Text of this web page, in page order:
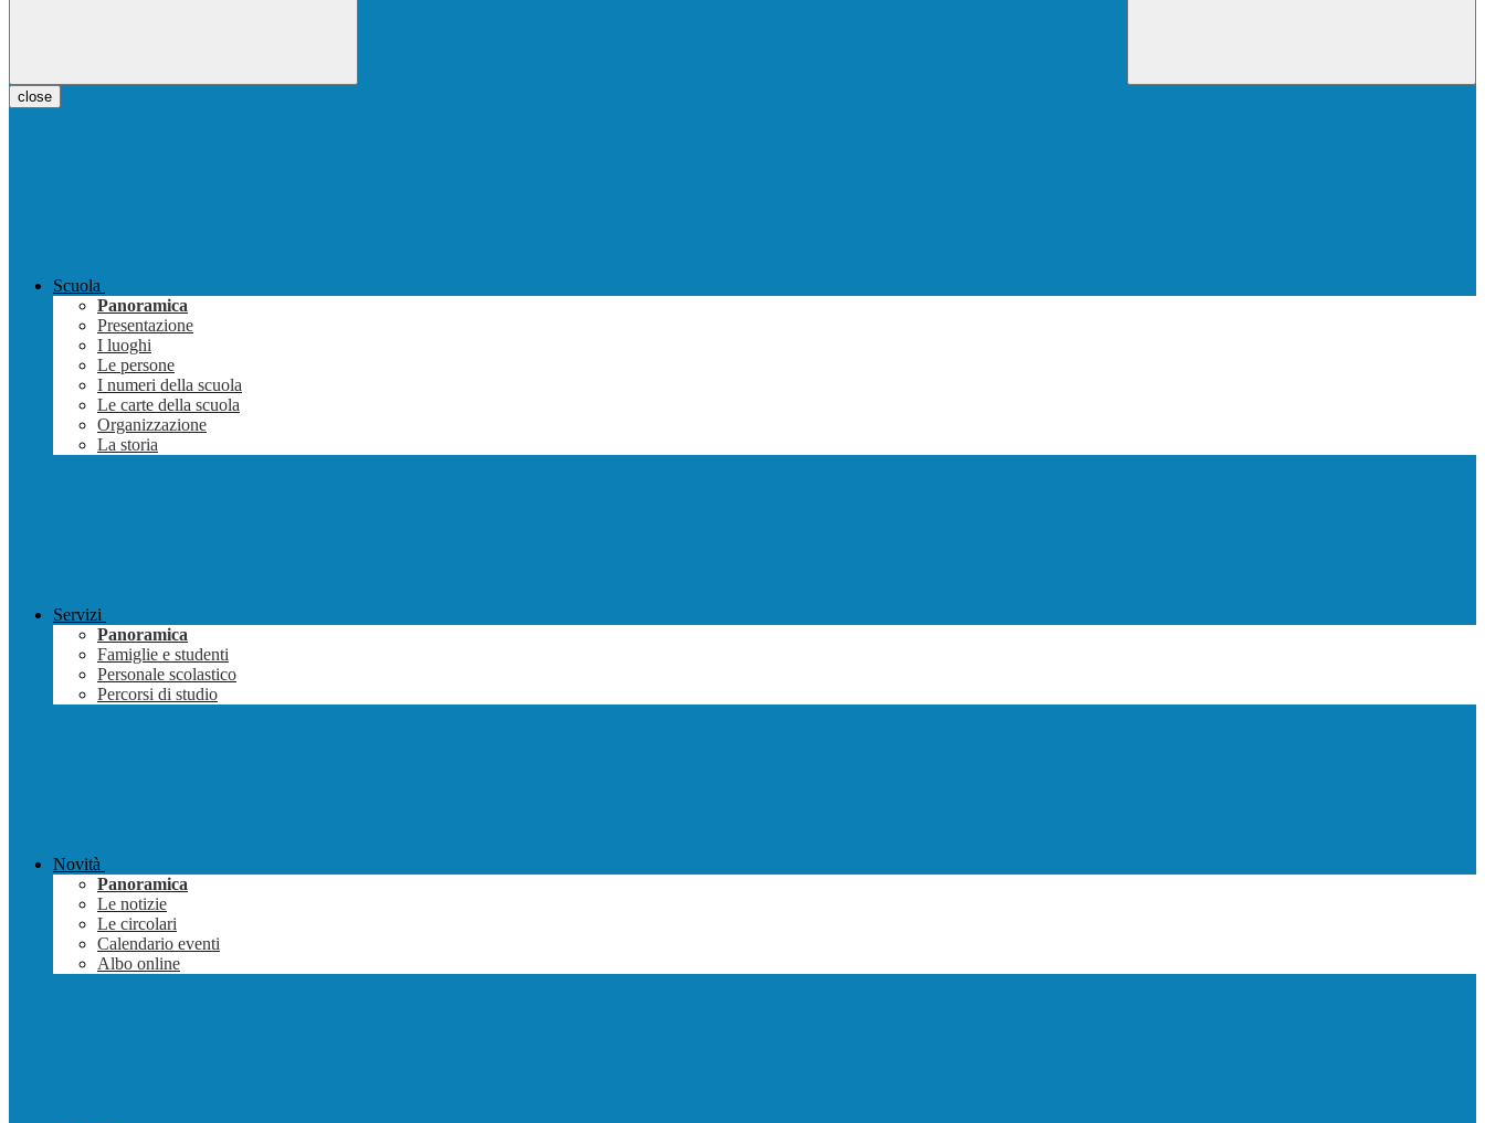
close
Scuola
Panoramica
Presentazione
I luoghi
Le persone
I numeri della scuola
Le carte della scuola
Organizzazione
La storia
Servizi
Panoramica
Famiglie e studenti
Personale scolastico
Percorsi di studio
Novità
Panoramica
Le notizie
Le circolari
Calendario eventi
Albo online